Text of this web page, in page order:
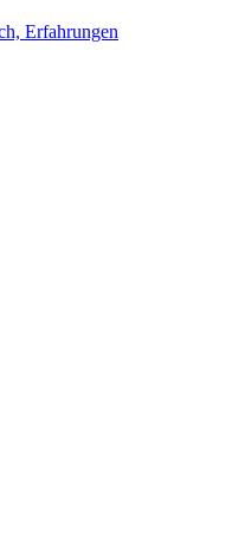
Erfahrungen